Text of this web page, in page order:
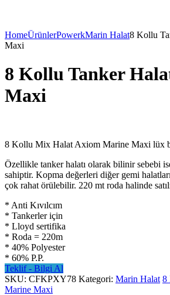
HomeÜrünlerPowerkMarin Halat8 Kollu
Maxi
8 Kollu Tanker
Maxi
8 Kollu Mix Halat Axiom Marine Maxi lüx
Özellikle tanker halatı olarak bilinir sebebi
sahiptir. Kopma değerleri diğer gemi
çok rahat örülebilir. 220 mt roda halinde
* Anti Kıvılcım
* Tankerler için
* Lloyd sertifika
* Roda = 220m
* 40% Polyester
* 60% P.P.
Teklif - Bilgi Al
SKU: CFKPXY78 Kategori: Marin Halat 8
Marine Maxi